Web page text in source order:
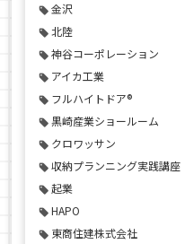
金沢
北陸
神谷コーポレーション
アイカ工業
フルハイトドア®
黒崎産業ショールーム
クロワッサン
収納プランニング実践講座
起業
HAPO
東商住建株式会社